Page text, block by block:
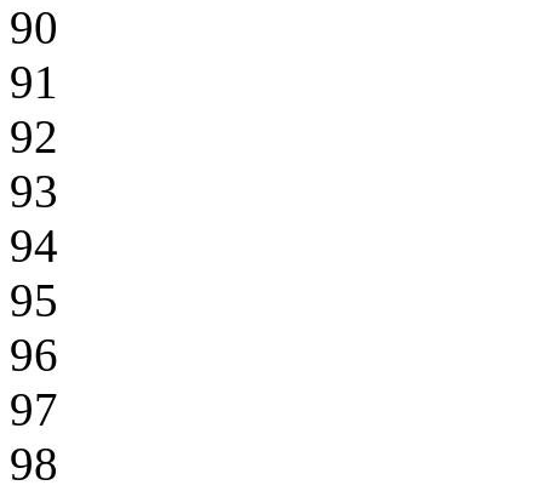
90
91
92
93
94
95
96
97
98